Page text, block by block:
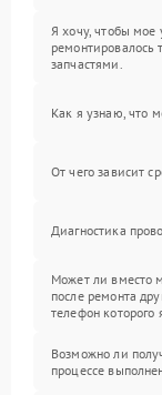
Я хочу, чтобы мое
ремонтировалось
запчастями.
Как я узнаю, что
От чего зависит
Диагностика
Может ли вместо
после ремонта
телефон которого
Возможно ли
процессе